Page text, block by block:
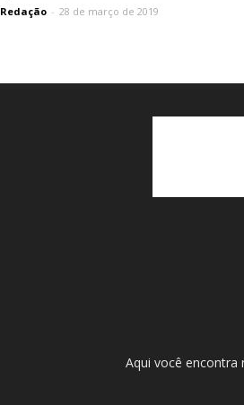
Redação - 28 de março de 2019
Aqui você encontra